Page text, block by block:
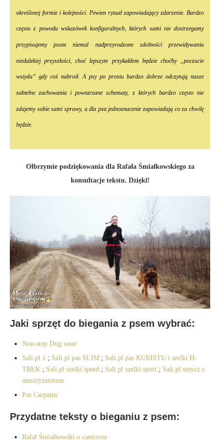
określonej formie i kolejności. Pewien rytuał zapowiadający zdarzenie. Bardzo
często z powodu wskazówek konfiguralnych, których sami nie dostrzegamy
przypisujemy psom niemal nadprzyrodzone zdolności przewidywania
niedalekiej przyszłości, choć lepszym przykałdem będzie choćby „poczucie
wstydu” gdy coś nabroił. A psy po prostu bardzo dobrze odczytują nasze
subtelne zachowania i powtarzane schematy, z których bardzo często nie
zdajemy sobie sami sprawy, a dla psa jednoznacznie zapowiadają co za chwilę
będzie.
Olbrzymie podziękowania dla Rafała Śmiałkowskiego za
konsultacje tekstu. Dzięki!
Jaki sprzęt do biegania z psem wybrać:
Non-stop Dog wear
Sali.pl 1 ; Sali.pl pas SLIM ; Sali.pl pas KURISTU i szelki H-
TREK ; Sali.pl szelki speed ; Sali.pl szelki sport ; Sali.pl smycz z
amortyzatorem
Pas Carpatus
Przydatne teksty o bieganiu z psem:
Rafał Śmiałkowski o canicross